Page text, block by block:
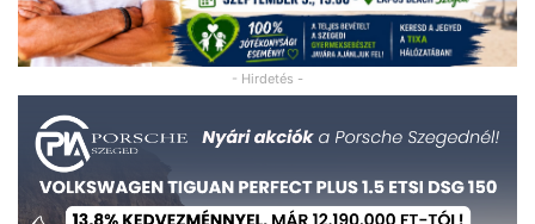
- Hirdetés -